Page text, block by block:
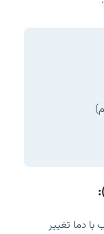
با دما تغییر